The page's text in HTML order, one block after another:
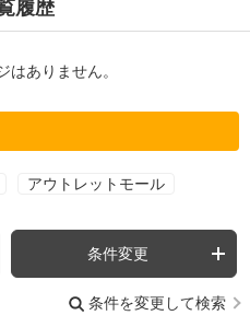
履歴
ありません。
アウトレットモール
条件変更
条件を変更して検索